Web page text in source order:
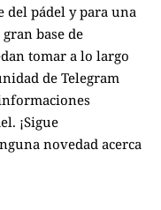
del pádel y para una
base de
tomar a lo largo
de Telegram
¡Sigue
novedad acerca